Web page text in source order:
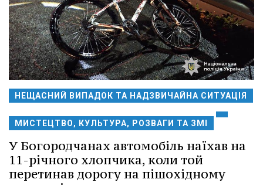
НЕЩАСНИЙ ВИПАДОК ТА НАДЗВИЧАЙНА СИТУАЦІЯ
МИСТЕЦТВО, КУЛЬТУРА, РОЗВАГИ ТА ЗМІ
У Богородчанах автомобіль наїхав на
11-річного хлопчика, коли той
перетинав дорогу на пішохідному